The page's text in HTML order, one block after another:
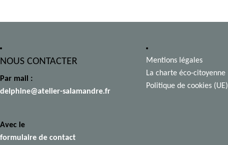
NOUS CONTACTER
Par mail :
delphine@atelier-salamandre.fr
Avec le
formulaire de contact
Mentions légales
La charte éco-citoyenne
Politique de cookies (UE)